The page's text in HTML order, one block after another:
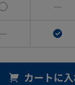
―
カートに